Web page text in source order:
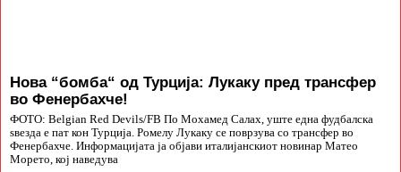
Нова “бомба“ од Турција: Лукаку пред трансфер
во Фенербахче!
ФОТО: Belgian Red Devils/FB По Мохамед Салах, уште една фудбалска
ѕвезда е пат кон Турција. Ромелу Лукаку се поврзува со трансфер во
Фенербахче. Информацијата ја објави италијанскиот новинар Матео
Морето, кој наведува